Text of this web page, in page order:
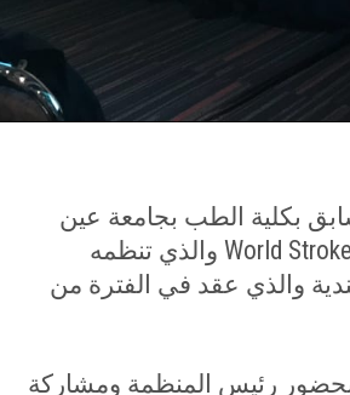
بكلية الطب بجامعة عين
World والذي تنظمه
والذي عقد في الفترة من
بحضور رئيس المنظمة ومشاركة